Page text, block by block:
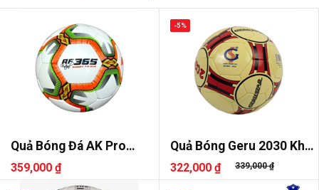
Quả Bóng Đá AK Pro
Futsal AF365
359,000 ₫
Quả Bóng Geru 2030 Khâu
Tay
322,000 ₫ 339,000 ₫
-5%